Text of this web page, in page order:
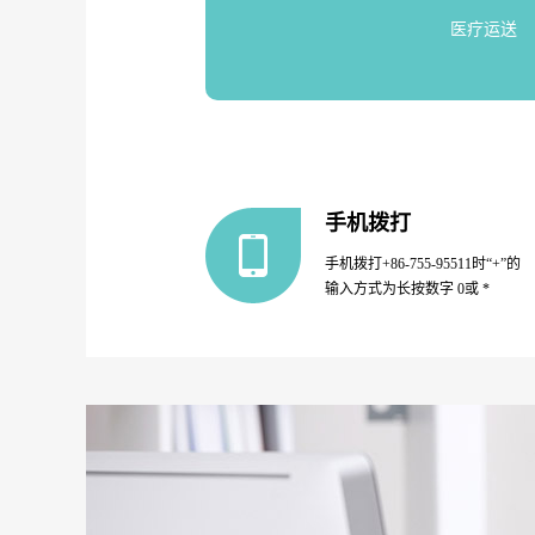
医疗运送
手机拨打
手机拨打+86-755-95511时“+”的
输入方式为长按数字 0或 *